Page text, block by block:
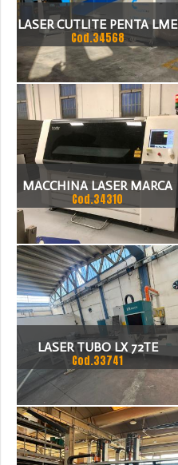
LASER CUTLITE PENTA LME
15000 WATT IPG - USATO
DEL 2021
Cod.34568
MACCHINA LASER MARCA
BODOR
Cod.34310
LASER TUBO LX 72TE
Cod.33741